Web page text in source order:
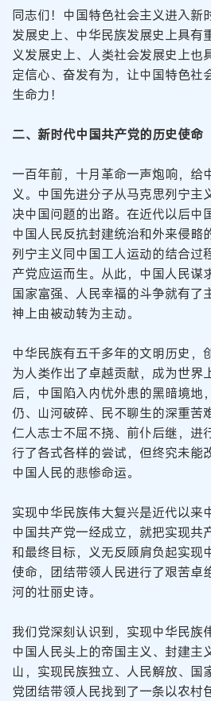
同志们！中国特色社会主义进入新
发展史上、中华民族发展史上具有
义发展史上、人类社会发展史上也
定信心、奋发有为，让中国特色社
生命力！
二、新时代中国共产党的历史使命
一百年前，十月革命一声炮响，给
义。中国先进分子从马克思列宁主
决中国问题的出路。在近代以后中
中国人民反抗封建统治和外来侵略
列宁主义同中国工人运动的结合过
产党应运而生。从此，中国人民谋
国家富强、人民幸福的斗争就有了
神上由被动转为主动。
中华民族有五千多年的文明历史，
为人类作出了卓越贡献，成为世界
后，中国陷入内忧外患的黑暗境地
仍、山河破碎、民不聊生的深重苦
仁人志士不屈不挠、前仆后继，进
行了各式各样的尝试，但终究未能
中国人民的悲惨命运。
实现中华民族伟大复兴是近代以来
中国共产党一经成立，就把实现共
和最终目标，义无反顾肩负起实现
使命，团结带领人民进行了艰苦卓
河的壮丽史诗。
我们党深刻认识到，实现中华民族
中国人民头上的帝国主义、封建主
山，实现民族独立、人民解放、国
党团结带领人民找到了一条以农村